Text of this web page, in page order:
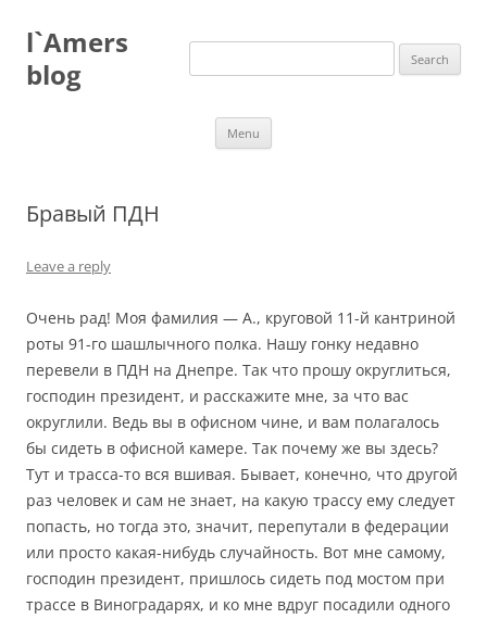
content
l`Amers
blog
Search
Menu
Бравый ПДН
Leave a reply
Очень рад! Моя фамилия — А., круговой 11-й кантриной
роты 91-го шашлычного полка. Нашу гонку недавно
перевели в ПДН на Днепре. Так что прошу округлиться,
господин президент, и расскажите мне, за что вас
округлили. Ведь вы в офисном чине, и вам полагалось
бы сидеть в офисной камере. Так почему же вы здесь?
Тут и трасса-то вся вшивая. Бывает, конечно, что другой
раз человек и сам не знает, на какую трассу ему следует
попасть, но тогда это, значит, перепутали в федерации
или просто какая-нибудь случайность. Вот мне самому,
господин президент, пришлось сидеть под мостом при
трассе в Виноградарях, и ко мне вдруг посадили одного